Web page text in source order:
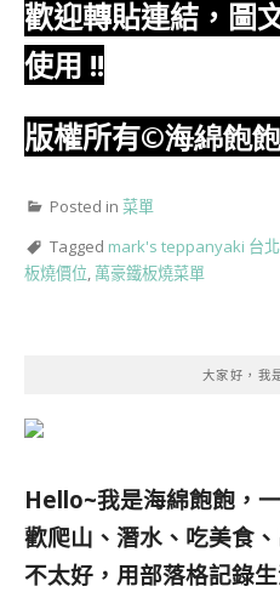
歡迎轉貼連結，圖
使用 !!
版權所有©海綿飽
Posted in 菜單
Tagged mark's teppanyaki 台
板燒價位,萬豪鐵板燒菜單
大家好，我
Hello~我是海綿飽飽，
歡爬山、潛水、吃美食
不太好，用部落格記錄